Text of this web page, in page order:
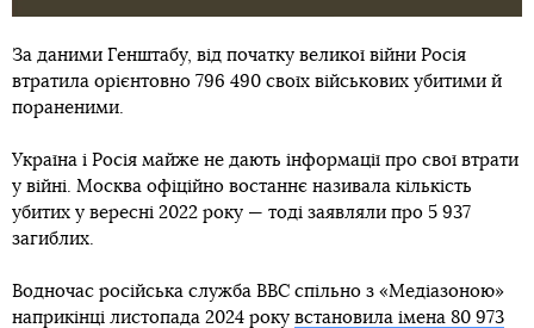
За даними Генштабу, від початку великої війни Росія
втратила орієнтовно 796 490 своїх військових убитими й
пораненими.
Україна і Росія майже не дають інформації про свої втрати
у війні. Москва офіційно востаннє називала кількість
убитих у вересні 2022 року — тоді заявляли про 5 937
загиблих.
Водночас російська служба BBC спільно з «Медіазоною»
наприкінці листопада 2024 року встановила імена 80 973